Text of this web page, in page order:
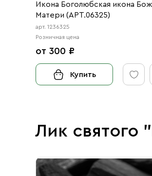
Икона Боголюбская икона
Матери (АРТ.06325)
арт. 1236325
Розничная цена
от 300 ₽
Купить
Лик святого